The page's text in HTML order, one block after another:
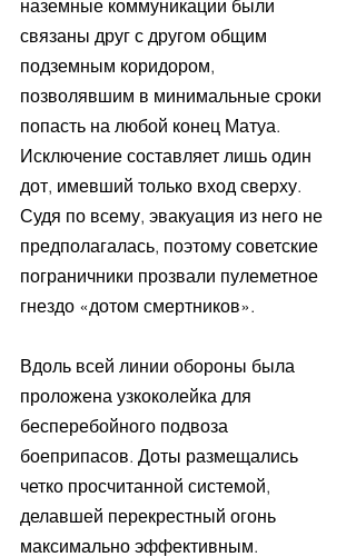
наземные коммуникации были
связаны друг с другом общим
подземным коридором,
позволявшим в минимальные сроки
попасть на любой конец Матуа.
Исключение составляет лишь один
дот, имевший только вход сверху.
Судя по всему, эвакуация из него не
предполагалась, поэтому советские
пограничники прозвали пулеметное
гнездо «дотом смертников».
Вдоль всей линии обороны была
проложена узкоколейка для
бесперебойного подвоза
боеприпасов. Доты размещались
четко просчитанной системой,
делавшей перекрестный огонь
максимально эффективным.